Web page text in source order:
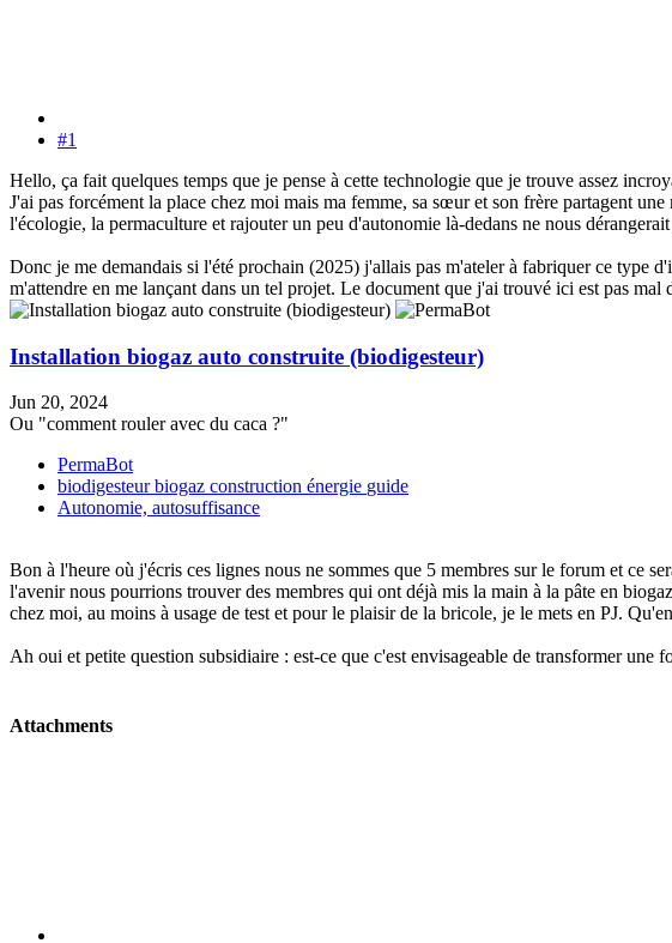
#1
Hello, ça fait quelques temps que je pense à cette technologie que je trouve assez
J'ai pas forcément la place chez moi mais ma femme, sa sœur et son frère partagent
l'écologie, la permaculture et rajouter un peu d'autonomie là-dedans ne nous dérangerait
Donc je me demandais si l'été prochain (2025) j'allais pas m'ateler à fabriquer ce type
m'attendre en me lançant dans un tel projet. Le document que j'ai trouvé ici est pas
Installation biogaz auto construite (biodigesteur)
Jun 20, 2024
Ou "comment rouler avec du caca ?"
PermaBot
biodigesteurbiogaz construction énergie guide
Autonomie, autosuffisance
Bon à l'heure où j'écris ces lignes nous ne sommes que 5 membres sur le forum et ce
l'avenir nous pourrions trouver des membres qui ont déjà mis la main à la pâte en
chez moi, au moins à usage de test et pour le plaisir de la bricole, je le mets en PJ.
Ah oui et petite question subsidiaire : est-ce que c'est envisageable de transformer une
Attachments